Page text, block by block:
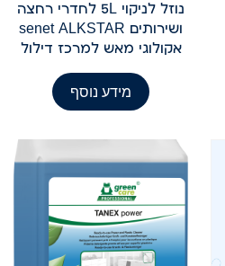
נוזל לניקוי 5L לחדרי רחצה
ושירותים senet ALKSTAR
אקולוגי מאש למרכז דילול
מידע נוסף